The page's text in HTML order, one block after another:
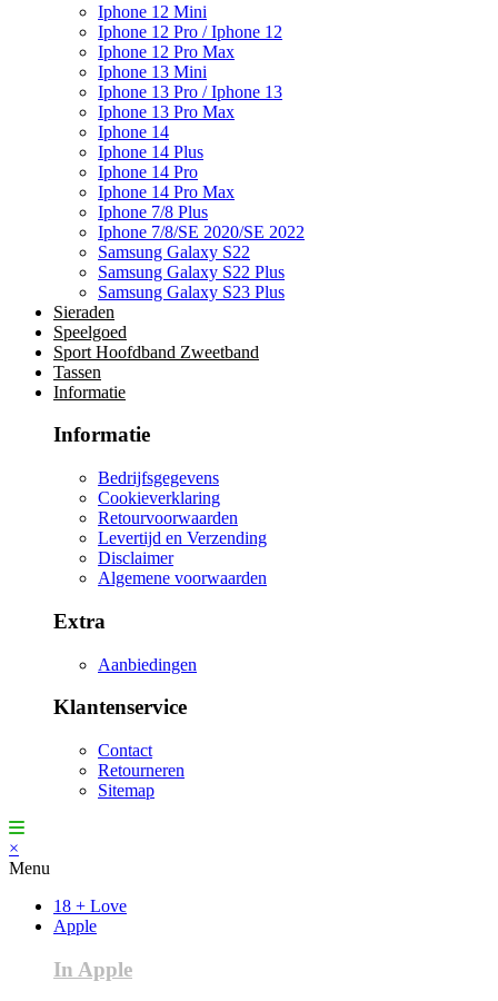
Iphone 12 Mini
Iphone 12 Pro / Iphone 12
Iphone 12 Pro Max
Iphone 13 Mini
Iphone 13 Pro / Iphone 13
Iphone 13 Pro Max
Iphone 14
Iphone 14 Plus
Iphone 14 Pro
Iphone 14 Pro Max
Iphone 7/8 Plus
Iphone 7/8/SE 2020/SE 2022
Samsung Galaxy S22
Samsung Galaxy S22 Plus
Samsung Galaxy S23 Plus
Sieraden
Speelgoed
Sport Hoofdband Zweetband
Tassen
Informatie
Informatie
Bedrijfsgegevens
Cookieverklaring
Retourvoorwaarden
Levertijd en Verzending
Disclaimer
Algemene voorwaarden
Extra
Aanbiedingen
Klantenservice
Contact
Retourneren
Sitemap
×
Menu
18 + Love
Apple
In Apple